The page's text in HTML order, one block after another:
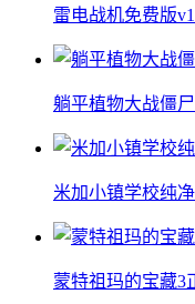
雷电战机免费版
躺平植物大战僵
米加小镇学校纯
蒙特祖玛的宝藏3